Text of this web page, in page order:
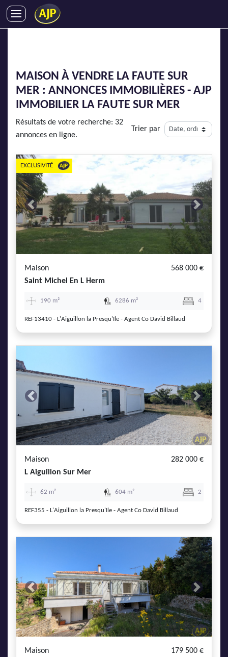
SYNDIC
IMMOBILIER NEUF
ENTREPRISES
DEVENIR FRANCHISÉ
AJP Recrute
AJP Actualités
Service Qualité Clients
MAISON À VENDRE LA FAUTE SUR
MER : ANNONCES IMMOBILIÈRES - AJP
IMMOBILIER LA FAUTE SUR MER
Résultats de votre recherche: 32
annonces en ligne.
Trier par
Previous Next
EXCLUSIVITÉ
Maison
568 000 €
Saint Michel En L Herm
190 m² 6286 m² 4
REF13410 - L'Aiguillon la Presqu'Ile - Agent Co David Billaud
Previous Next
Maison
282 000 €
L Aiguillon Sur Mer
62 m² 604 m² 2
REF355 - L'Aiguillon la Presqu'Ile - Agent Co David Billaud
Previous Next
Maison
179 500 €